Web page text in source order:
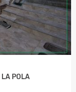
LA POLA